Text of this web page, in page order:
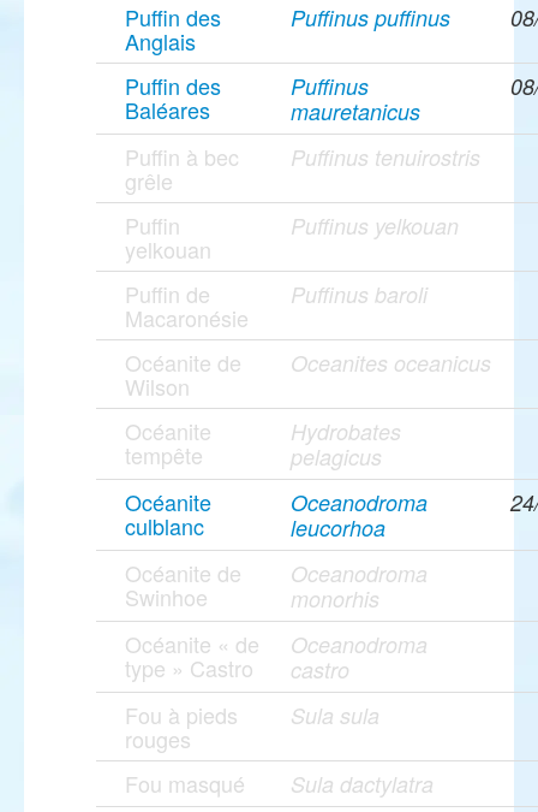
Puffin des
Anglais
Puffinus puffinus
Puffin des
Baléares
Puffinus
mauretanicus
Puffin à bec
grêle
Puffinus tenuirostris
Puffin
yelkouan
Puffinus yelkouan
Puffin de
Macaronésie
Puffinus baroli
Océanite de
Wilson
Oceanites oceanicus
Océanite
tempête
Hydrobates
pelagicus
Océanite
culblanc
Oceanodroma
leucorhoa
Océanite de
Swinhoe
Oceanodroma
monorhis
Océanite « de
type » Castro
Oceanodroma
castro
Fou à pieds
rouges
Sula sula
Fou masqué Sula dactylatra